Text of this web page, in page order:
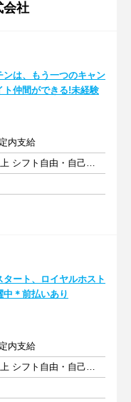
会社
ンは、もう一つのキャン
ト仲間ができる!未経験
内支給
週3日以上 1日2時間以上 シフト自由・自己申告
タート、ロイヤルホスト
＊前払いあり
内支給
週3日以上 1日2時間以上 シフト自由・自己申告